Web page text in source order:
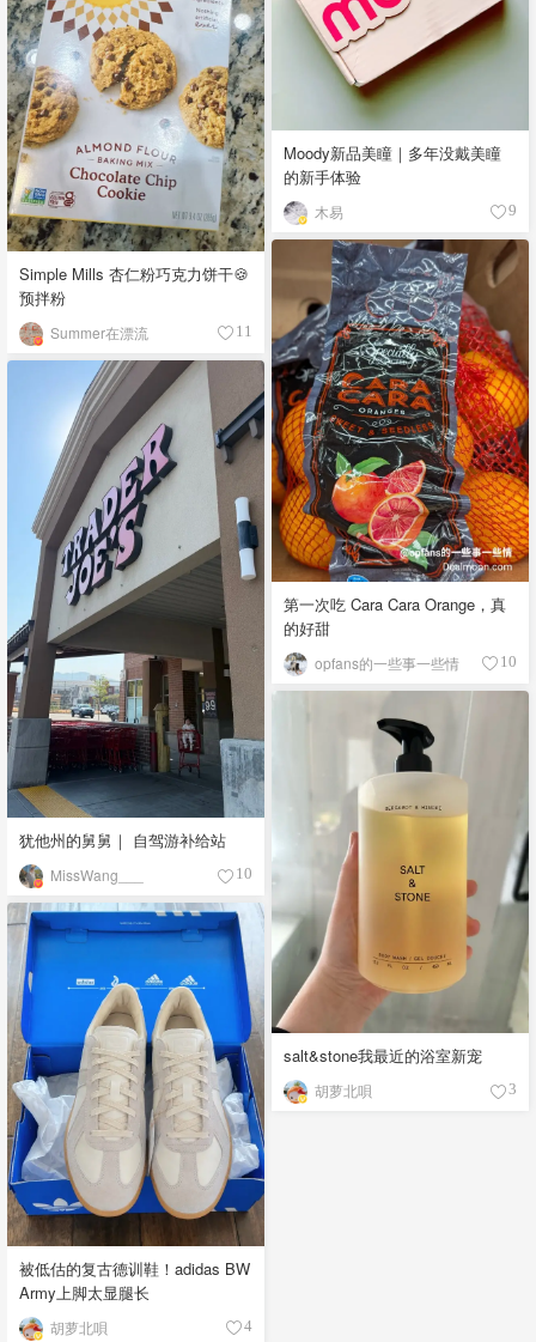
Moody新品美瞳｜多年没戴美瞳
的新手体验
木易 9
Simple Mills 杏仁粉巧克力饼干🍪
预拌粉
Summer在漂流 11
第一次吃 Cara Cara Orange，真
的好甜
opfans的一些事一些情 10
犹他州的舅舅｜ 自驾游补给站
MissWang___ 10
salt&stone我最近的浴室新宠
胡萝北唄 3
被低估的复古德训鞋！adidas BW
Army上脚太显腿长
胡萝北唄 4